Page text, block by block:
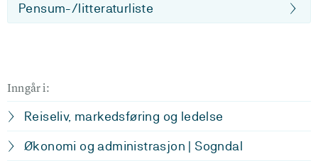
Pensum-/litteraturliste
Inngår i:
Reiseliv, markedsføring og ledelse
Økonomi og administrasjon | Sogndal